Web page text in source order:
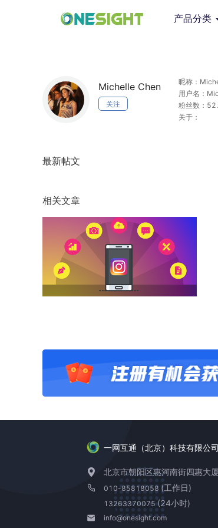
产品分类
Michelle Chen
关注
昵称：
用户名：
粉丝数：
关于：
最新帖文
相关文章
一网互通（北京）科技有限公司
北京市朝阳区惠河南街四惠大
010-85818058 (工作日)
13263370075(24小时)
info@onesight.com